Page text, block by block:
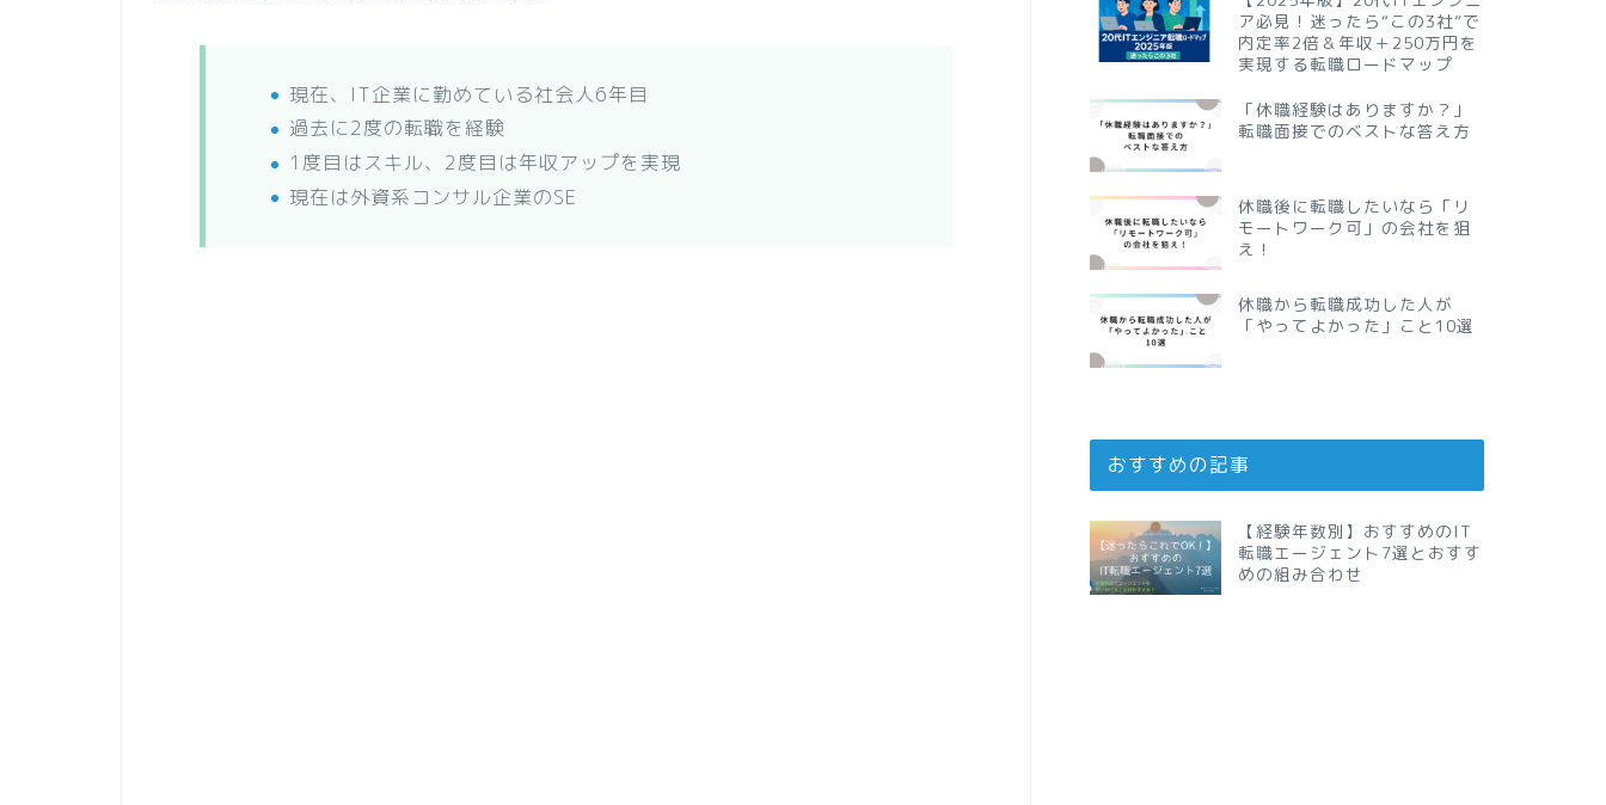
現在、IT企業に勤めている社会人6年目
過去に2度の転職を経験
1度目はスキル、2度目は年収アップを実現
現在は外資系コンサル企業のSE
ア必見！迷ったら“この3社”で
内定率2倍＆年収＋250万円を
実現する転職ロードマップ
「休職経験はありますか？」
転職面接でのベストな答え方
休職後に転職したいなら「リ
モートワーク可」の会社を狙
え！
休職から転職成功した人が
「やってよかった」こと10選
おすすめの記事
【経験年数別】おすすめのIT
転職エージェント7選とおすす
めの組み合わせ